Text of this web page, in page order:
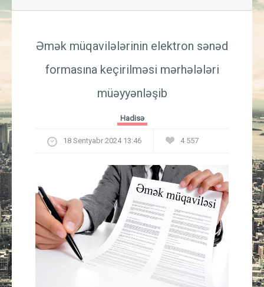
İqtisadiyyat
Güney Azərbaycan
Mədəniyyət
Müsahibə
İdman
Layihə
Əmək müqavilələrinin elektron sənəd
formasına keçirilməsi mərhələləri
müəyyənləşib
Hadisə
18 Sentyabr 2024 13:46 4 557